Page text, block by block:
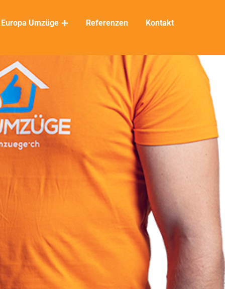
Europa Umzüge Referenzen Kontakt